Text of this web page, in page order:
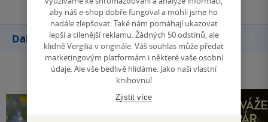
Další knihy autora
aby náš e-shop dobře fungoval a mohli jsme ho
nadále zlepšovat. Také nám pomáhají ukazovat
lepší a cílenější reklamu. Žádných 50 odstínů, ale
klidně Vergilia v originále. Váš souhlas může předat
marketingovým platformám i některé vaše osobní
údaje. Ale vše bedlivě hlídáme. Jako naši vlastní
knihovnu!
Zjistit více